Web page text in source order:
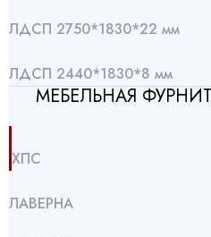
ЛДСП 2750*1830*22 мм
ЛДСП 2440*1830*8 мм
МЕБЕЛЬНАЯ
ХПС
ЛАВЕРНА